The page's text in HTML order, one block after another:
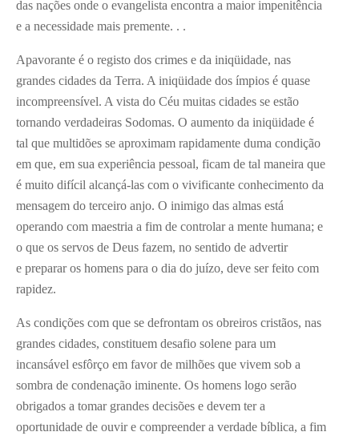
das nações onde o evangelista encontra a maior impenitência
e a necessidade mais premente. . .
Apavorante é o registo dos crimes e da iniqüidade, nas
grandes cidades da Terra. A iniqüidade dos ímpios é quase
incompreensível. A vista do Céu muitas cidades se estão
tornando verdadeiras Sodomas. O aumento da iniqüidade é
tal que multidões se aproximam rapidamente duma condição
em que, em sua experiência pessoal, ficam de tal maneira que
é muito difícil alcançá-las com o vivificante conhecimento da
mensagem do terceiro anjo. O inimigo das almas está
operando com maestria a fim de controlar a mente humana; e
o que os servos de Deus fazem, no sentido de advertir
e preparar os homens para o dia do juízo, deve ser feito com
rapidez.
As condições com que se defrontam os obreiros cristãos, nas
grandes cidades, constituem desafio solene para um
incansável esfôrço em favor de milhões que vivem sob a
sombra de condenação iminente. Os homens logo serão
obrigados a tomar grandes decisões e devem ter a
oportunidade de ouvir e compreender a verdade bíblica, a fim